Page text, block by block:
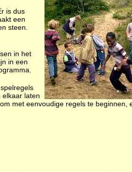
is dus
een
steen.
in het
in een
elkaar laten
met eenvoudige regels te beginnen,